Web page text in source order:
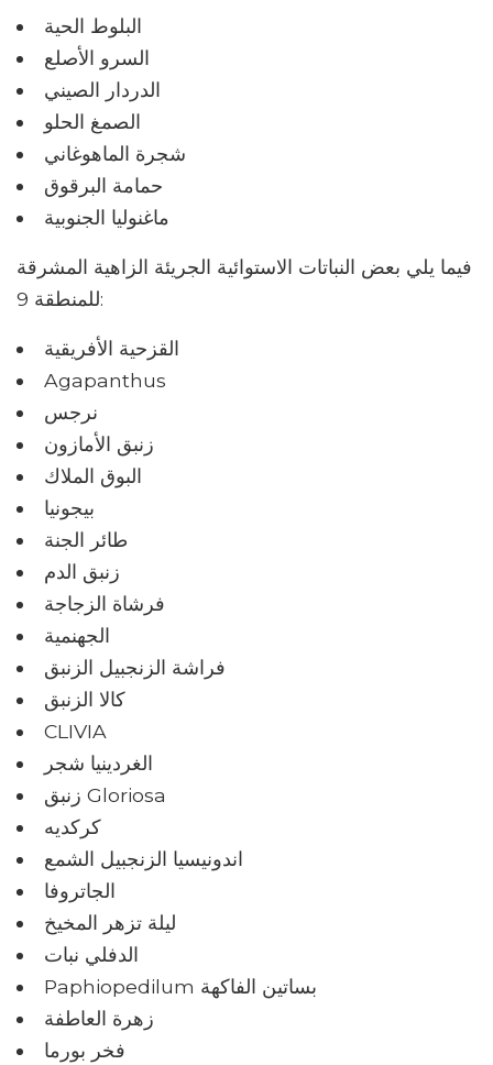
البلوط الحية
السرو الأصلع
الدردار الصيني
الصمغ الحلو
شجرة الماهوغاني
حمامة البرقوق
ماغنوليا الجنوبية
فيما يلي بعض النباتات الاستوائية الجريئة الزاهية المشرقة
للمنطقة 9:
القزحية الأفريقية
Agapanthus
نرجس
زنبق الأمازون
البوق الملاك
بيجونيا
طائر الجنة
زنبق الدم
فرشاة الزجاجة
الجهنمية
فراشة الزنجبيل الزنبق
كالا الزنبق
CLIVIA
الغردينيا شجر
زنبق Gloriosa
كركديه
اندونيسيا الزنجبيل الشمع
الجاتروفا
ليلة تزهر المخيخ
الدفلي نبات
Paphiopedilum بساتين الفاكهة
زهرة العاطفة
فخر بورما